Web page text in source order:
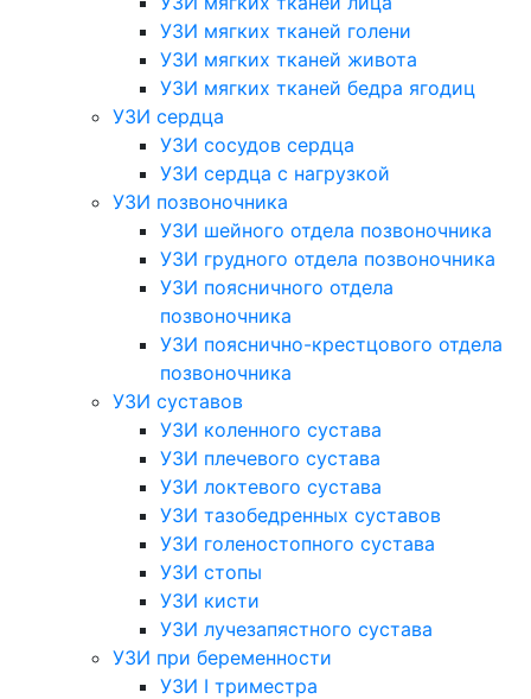
УЗИ мягких тканей голени
УЗИ мягких тканей живота
УЗИ мягких тканей бедра ягодиц
УЗИ сердца
УЗИ сосудов сердца
УЗИ сердца с нагрузкой
УЗИ позвоночника
УЗИ шейного отдела позвоночника
УЗИ грудного отдела позвоночника
УЗИ поясничного отдела
позвоночника
УЗИ пояснично-крестцового отдела
позвоночника
УЗИ суставов
УЗИ коленного сустава
УЗИ плечевого сустава
УЗИ локтевого сустава
УЗИ тазобедренных суставов
УЗИ голеностопного сустава
УЗИ стопы
УЗИ кисти
УЗИ лучезапястного сустава
УЗИ при беременности
УЗИ I триместра